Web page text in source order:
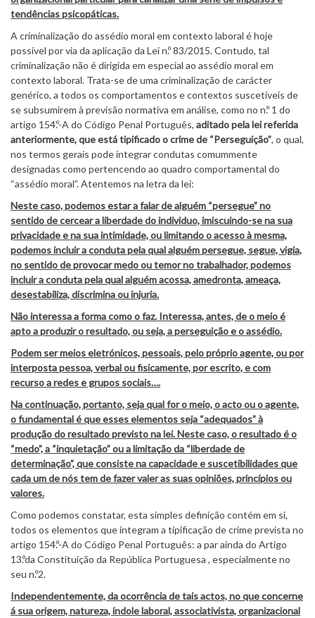
tendências psicopáticas.
A criminalização do assédio moral em contexto laboral é hoje
possível por via da aplicação da Lei n.º 83/2015. Contudo, tal
criminalização não é dirigida em especial ao assédio moral em
contexto laboral. Trata-se de uma criminalização de carácter
genérico, a todos os comportamentos e contextos suscetíveis de
se subsumirem à previsão normativa em análise, como no n.º 1 do
artigo 154.º-A do Código Penal Português, aditado pela lei referida
anteriormente, que está tipificado o crime de “Perseguição”, o qual,
nos termos gerais pode integrar condutas comummente
designadas como pertencendo ao quadro comportamental do
“assédio moral”. Atentemos na letra da lei:
Neste caso, podemos estar a falar de alguém “persegue” no
sentido de cercear a liberdade do individuo, imiscuindo-se na sua
privacidade e na sua intimidade, ou limitando o acesso à mesma,
podemos incluir a conduta pela qual alguém persegue, segue, vigia,
no sentido de provocar medo ou temor no trabalhador, podemos
incluir a conduta pela qual alguém acossa, amedronta, ameaça,
desestabiliza, discrimina ou injuria.
Não interessa a forma como o faz. Interessa, antes, de o meio é
apto a produzir o resultado, ou seja, a perseguição e o assédio.
Podem ser meios eletrónicos, pessoais, pelo próprio agente, ou por
interposta pessoa, verbal ou fisicamente, por escrito, e com
recurso a redes e grupos sociais….
Na continuação, portanto, seja qual for o meio, o acto ou o agente,
o fundamental é que esses elementos seja “adequados” à
produção do resultado previsto na lei. Neste caso, o resultado é o
“medo”, a “inquietação” ou a limitação da “liberdade de
determinação”, que consiste na capacidade e suscetibilidades que
cada um de nós tem de fazer valer as suas opiniões, princípios ou
valores.
Como podemos constatar, esta simples definição contém em si,
todos os elementos que integram a tipificação de crime prevista no
artigo 154.º-A do Código Penal Português: a par ainda do Artigo
13.ºda Constituição da República Portuguesa , especialmente no
seu n.º2.
Independentemente, da ocorrência de tais actos, no que concerne
á sua origem, natureza, índole laboral, associativista, organizacional